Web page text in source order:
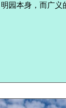
明园本身，而广义